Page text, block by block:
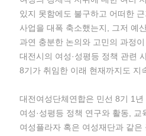
있지 못함에도 불구하고 어떠한
사업을 대폭 축소했는지, 그저 예
과연 충분한 논의와 고민의 과정
대전시의 여성·성평등 정책 관련
8기가 취임한 이래 현재까지도 지
대전여성단체연합은 민선 8기 1
여성·성평등 정책 연구와 활동, 교
여성플라자 혹은 여성재단과 같은